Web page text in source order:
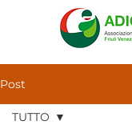
Post
TUTTO